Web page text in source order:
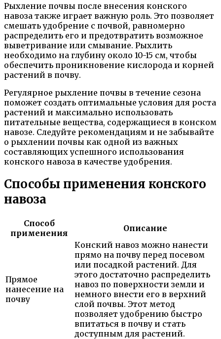
Рыхление почвы после внесения конского
навоза также играет важную роль. Это позволяет
смешать удобрение с почвой, равномерно
распределить его и предотвратить возможное
выветривание или смывание. Рыхлить
необходимо на глубину около 10-15 см, чтобы
обеспечить проникновение кислорода и корней
растений в почву.
Регулярное рыхление почвы в течение сезона
поможет создать оптимальные условия для роста
растений и максимально использовать
питательные вещества, содержащиеся в конском
навозе. Следуйте рекомендациям и не забывайте
о рыхлении почвы как одной из важных
составляющих успешного использования
конского навоза в качестве удобрения.
Способы применения конского
навоза
Способ
применения
Описание
Прямое
нанесение на
почву
Конский навоз можно нанести
прямо на почву перед посевом
или посадкой растений. Для
этого достаточно распределить
навоз по поверхности земли и
немного внести его в верхний
слой почвы. Этот метод
позволяет удобрению быстро
впитаться в почву и стать
доступным для растений.